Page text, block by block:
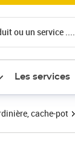
ou un service ....
Les services
cache-pot